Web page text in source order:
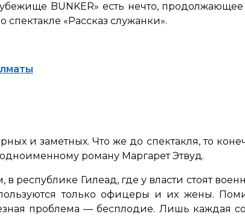
BUNKER» есть нечто, продолжающее
«Рассказ служанки».
и заметных. Что же до спектакля, то
роману Маргарет Этвуд.
республике Гилеад, где у власти стоят
только офицеры и их жены.
проблема — бесплодие. Лишь каждая